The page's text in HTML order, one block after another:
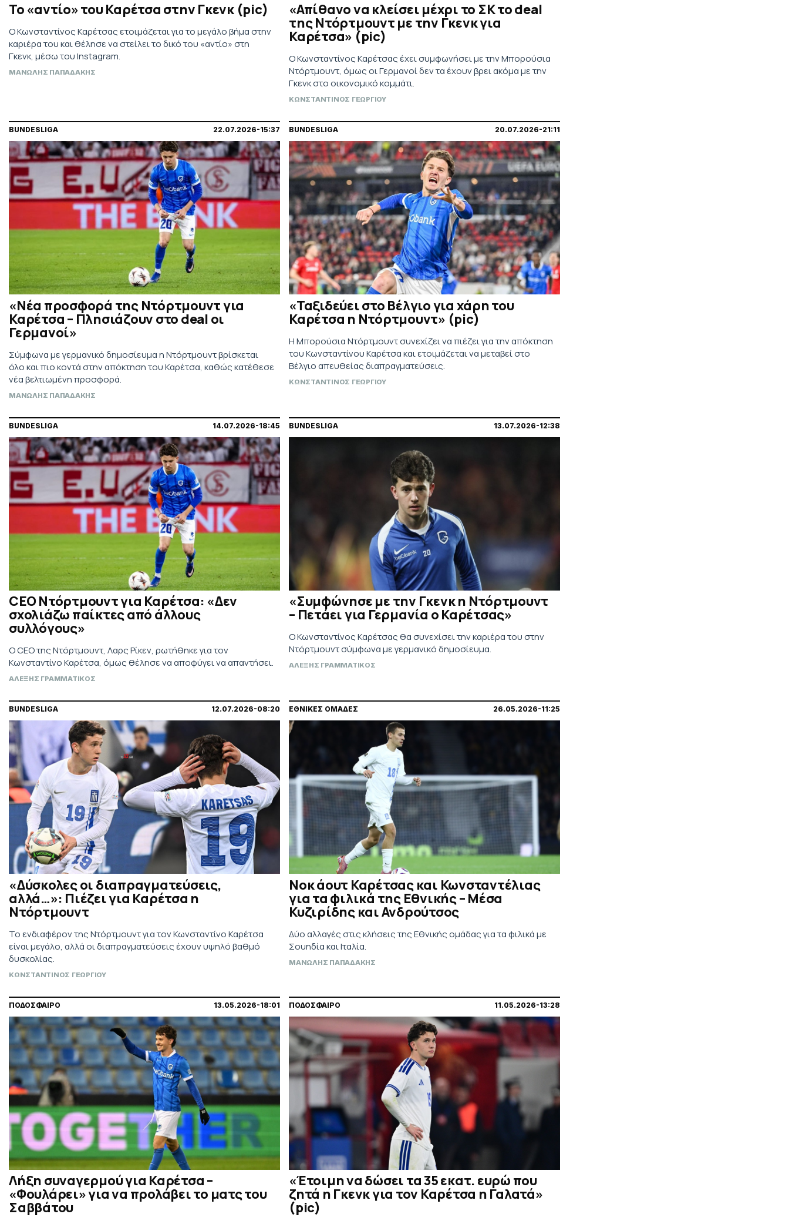
Το «αντίο» του Καρέτσα στην Γκενκ (pic)
Ο Κωνσταντίνος Καρέτσας ετοιμάζεται για το μεγάλο βήμα στην
καριέρα του και θέλησε να στείλει το δικό του «αντίο» στη
Γκενκ, μέσω του Instagram.
ΜΑΝΩΛΗΣ ΠΑΠΑΔΑΚΗΣ
«Απίθανο να κλείσει μέχρι το ΣΚ το deal
της Ντόρτμουντ με την Γκενκ για
Καρέτσα» (pic)
Ο Κωνσταντίνος Καρέτσας έχει συμφωνήσει με την Μπορούσια
Ντόρτμουντ, όμως οι Γερμανοί δεν τα έχουν βρει ακόμα με την
Γκενκ στο οικονομικό κομμάτι.
ΚΩΝΣΤΑΝΤΙΝΟΣ ΓΕΩΡΓΙΟΥ
BUNDESLIGA 22.07.2026-15:37
«Νέα προσφορά της Ντόρτμουντ για
Καρέτσα – Πλησιάζουν στο deal οι
Γερμανοί»
Σύμφωνα με γερμανικό δημοσίευμα η Ντόρτμουντ βρίσκεται
όλο και πιο κοντά στην απόκτηση του Καρέτσα, καθώς κατέθεσε
νέα βελτιωμένη προσφορά.
ΜΑΝΩΛΗΣ ΠΑΠΑΔΑΚΗΣ
BUNDESLIGA 20.07.2026-21:11
«Ταξιδεύει στο Βέλγιο για χάρη του
Καρέτσα η Ντόρτμουντ» (pic)
Η Μπορούσια Ντόρτμουντ συνεχίζει να πιέζει για την απόκτηση
του Κωνσταντίνου Καρέτσα και ετοιμάζεται να μεταβεί στο
Βέλγιο απευθείας διαπραγματεύσεις.
ΚΩΝΣΤΑΝΤΙΝΟΣ ΓΕΩΡΓΙΟΥ
BUNDESLIGA 14.07.2026-18:45
CEO Ντόρτμουντ για Καρέτσα: «Δεν
σχολιάζω παίκτες από άλλους
συλλόγους»
Ο CEO της Ντόρτμουντ, Λαρς Ρίκεν, ρωτήθηκε για τον
Κωνσταντίνο Καρέτσα, όμως θέλησε να αποφύγει να απαντήσει.
ΑΛΕΞΗΣ ΓΡΑΜΜΑΤΙΚΟΣ
BUNDESLIGA 13.07.2026-12:38
«Συμφώνησε με την Γκενκ η Ντόρτμουντ
– Πετάει για Γερμανία ο Καρέτσας»
Ο Κωνσταντίνος Καρέτσας θα συνεχίσει την καριέρα του στην
Ντόρτμουντ σύμφωνα με γερμανικό δημοσίευμα.
ΑΛΕΞΗΣ ΓΡΑΜΜΑΤΙΚΟΣ
BUNDESLIGA 12.07.2026-08:20
«Δύσκολες οι διαπραγματεύσεις,
αλλά…»: Πιέζει για Καρέτσα η
Ντόρτμουντ
Το ενδιαφέρον της Ντόρτμουντ για τον Κωνσταντίνο Καρέτσα
είναι μεγάλο, αλλά οι διαπραγματεύσεις έχουν υψηλό βαθμό
δυσκολίας.
ΚΩΝΣΤΑΝΤΙΝΟΣ ΓΕΩΡΓΙΟΥ
ΕΘΝΙΚΕΣ ΟΜΑΔΕΣ 26.05.2026-11:25
Νοκ άουτ Καρέτσας και Κωνσταντέλιας
για τα φιλικά της Εθνικής – Μέσα
Κυζιρίδης και Ανδρούτσος
Δύο αλλαγές στις κλήσεις της Εθνικής ομάδας για τα φιλικά με
Σουηδία και Ιταλία.
ΜΑΝΩΛΗΣ ΠΑΠΑΔΑΚΗΣ
ΠΟΔΟΣΦΑΙΡΟ 13.05.2026-18:01
Λήξη συναγερμού για Καρέτσα –
«Φουλάρει» για να προλάβει το ματς του
Σαββάτου
ΠΟΔΟΣΦΑΙΡΟ 11.05.2026-13:28
«Έτοιμη να δώσει τα 35 εκατ. ευρώ που
ζητά η Γκενκ για τον Καρέτσα η Γαλατά»
(pic)